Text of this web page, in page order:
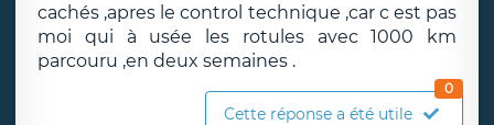
cachés ,apres le control technique ,car c est pas
moi qui à usée les rotules avec 1000 km
parcouru ,en deux semaines .
Cette réponse a été utile
0